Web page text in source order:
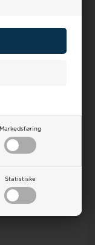
Markedsføring
Statistiske
På lager
Krave / tørklæde